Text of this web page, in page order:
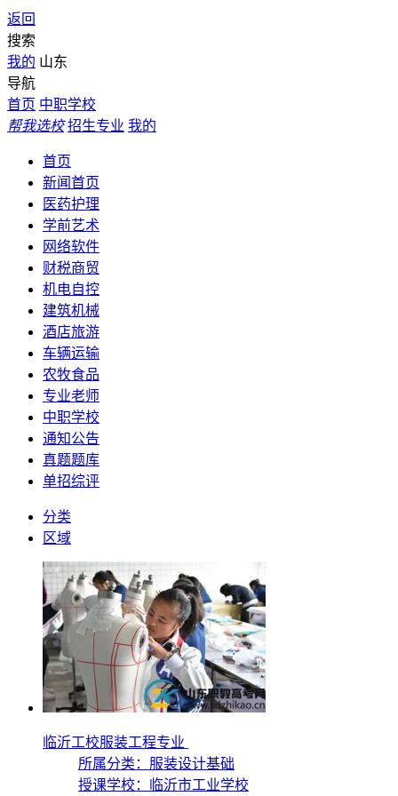
返回
搜索
我的 山东
导航
首页 中职学校
帮我选校 招生专业 我的
首页
新闻首页
医药护理
学前艺术
网络软件
财税商贸
机电自控
建筑机械
酒店旅游
车辆运输
农牧食品
专业老师
中职学校
通知公告
真题题库
单招综评
分类
区域
临沂工校服装工程专业
所属分类：服装设计基础
授课学校：
临沂市工业学校